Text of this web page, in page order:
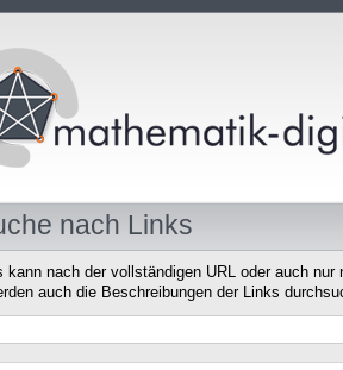
nach Links
kann nach der vollständigen URL oder auch
auch die Beschreibungen der Links